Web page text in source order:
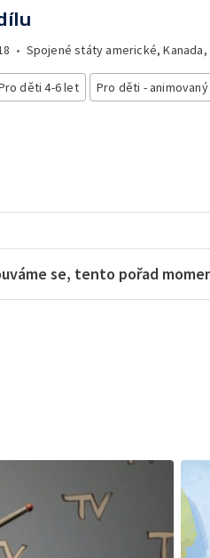
• Spojené státy americké,
děti 4-6 let Pro děti - animovaný
se, tento pořad